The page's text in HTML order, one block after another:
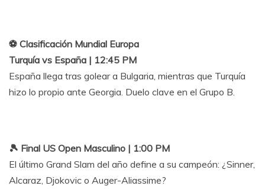
⚽ Clasificación Mundial Europa
Turquía vs España | 12:45 PM
España llega tras golear a Bulgaria, mientras que Turquía
hizo lo propio ante Georgia. Duelo clave en el Grupo B.
🎾 Final US Open Masculino | 1:00 PM
El último Grand Slam del año define a su campeón: ¿Sinner,
Alcaraz, Djokovic o Auger-Aliassime?